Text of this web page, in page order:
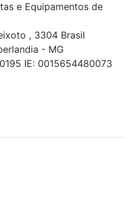
e Equipamentos de
, 3304 Brasil
- MG
IE: 0015654480073